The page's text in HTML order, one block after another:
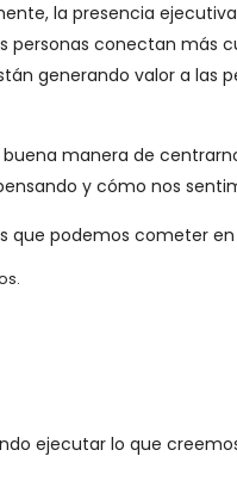
la presencia
personas conectan más
generando valor a las
manera de
y cómo nos
que podemos cometer
ejecutar lo que